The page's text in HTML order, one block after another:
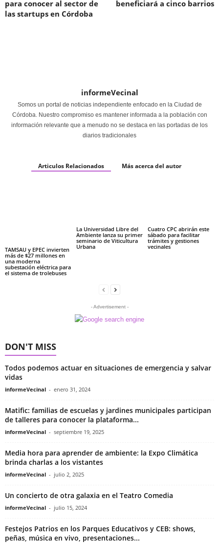
para conocer al sector de
las startups en Córdoba
beneficiará a cinco barrios
informeVecinal
Somos un portal de noticias independiente enfocado en la Ciudad de
Córdoba. Nuestro compromiso es mantener informada a la población con
información relevante que a menudo no se destaca en las portadas de los
diarios tradicionales
Articulos Relacionados Más acerca del autor
TAMSAU y EPEC invierten
más de $27 millones en
una moderna
subestación eléctrica para
el sistema de trolebuses
La Universidad Libre del
Ambiente lanza su primer
seminario de Viticultura
Urbana
Cuatro CPC abrirán este
sábado para facilitar
trámites y gestiones
vecinales
- Advertisement -
DON'T MISS
Todos podemos actuar en situaciones de emergencia y salvar
vidas
informeVecinal - enero 31, 2024
Matific: familias de escuelas y jardines municipales participan
de talleres para conocer la plataforma...
informeVecinal - septiembre 19, 2025
Media hora para aprender de ambiente: la Expo Climática
brinda charlas a los vistantes
informeVecinal - julio 2, 2025
Un concierto de otra galaxia en el Teatro Comedia
informeVecinal - julio 15, 2024
Festejos Patrios en los Parques Educativos y CEB: shows,
peñas, música en vivo, presentaciones...